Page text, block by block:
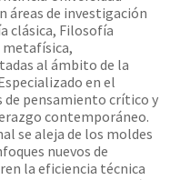
áreas de investigación
clásica, Filosofía
al ámbito de la
en el
de pensamiento crítico y
contemporáneo.
se aleja de los moldes
nuevos de
la eficiencia técnica